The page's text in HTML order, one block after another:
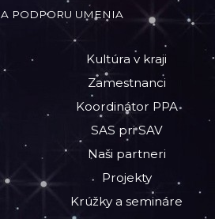
PODPORU UMENIA
Kultúra v kraji
Zamestnanci
Koordinátor PPA
SAS pri SAV
Naši partneri
Projekty
Krúžky a semináre